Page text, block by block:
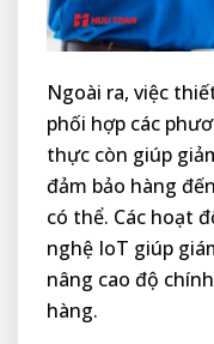
Ngoài ra, việc
phối hợp các
thực còn giúp
đảm bảo hàng
có thể. Các hoạt
nghệ IoT giúp
nâng cao độ
hàng.